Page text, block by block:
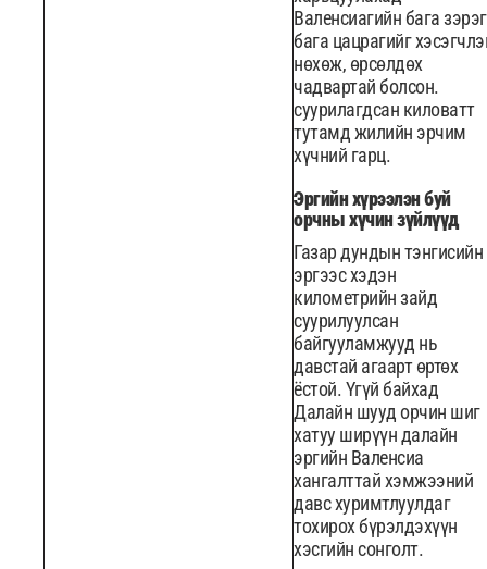
Валенсиагийн бага зэрэг
бага цацрагийг
нөхөж, өрсөлдөх
чадвартай болсон.
суурилагдсан киловатт
тутамд жилийн эрчим
хүчний гарц.
Эргийн хүрээлэн буй
орчны хүчин зүйлүүд
Газар дундын тэнгисийн
эргээс хэдэн
километрийн зайд
суурилуулсан
байгууламжууд нь
давстай агаарт өртөх
ёстой. Үгүй байхад
Далайн шууд орчин шиг
хатуу ширүүн далайн
эргийн Валенсиа
хангалттай хэмжээний
давс хуримтлуулдаг
тохирох бүрэлдэхүүн
хэсгийн сонголт.